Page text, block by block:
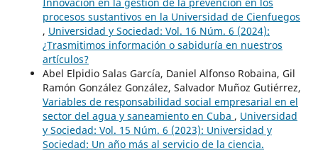
procesos sustantivos en la Universidad de Cienfuegos
, Universidad y Sociedad: Vol. 16 Núm. 6 (2024):
¿Trasmitimos información o sabiduría en nuestros
artículos?
Abel Elpidio Salas García, Daniel Alfonso Robaina, Gil
Ramón González González, Salvador Muñoz Gutiérrez,
Variables de responsabilidad social empresarial en el
sector del agua y saneamiento en Cuba , Universidad
y Sociedad: Vol. 15 Núm. 6 (2023): Universidad y
Sociedad: Un año más al servicio de la ciencia.